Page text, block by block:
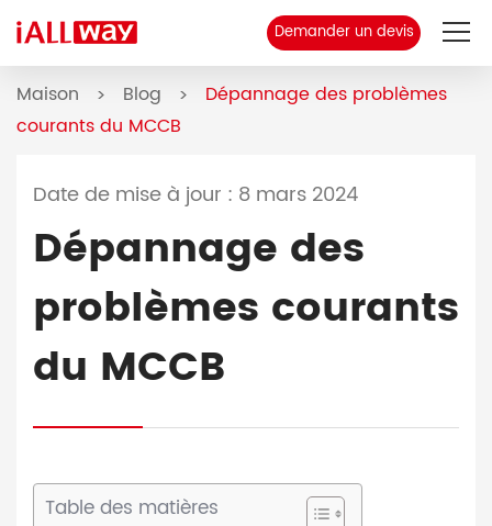
Demander un devis
Maison > Blog >
Dépannage des problèmes
courants du MCCB
Date de mise à jour : 8 mars 2024
Dépannage des
problèmes courants
du MCCB
Table des matières
À propos de nous
MCCB
Blog
Contact